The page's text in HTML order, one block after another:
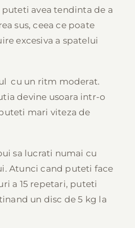
avea tendinta de a
sus, ceea ce poate
excesiva a spatelui
cu un ritm moderat.
devine usoara intr-o
mari viteza de
sa lucrati numai cu
Atunci cand puteti face
a 15 repetari, puteti
un disc de 5 kg la